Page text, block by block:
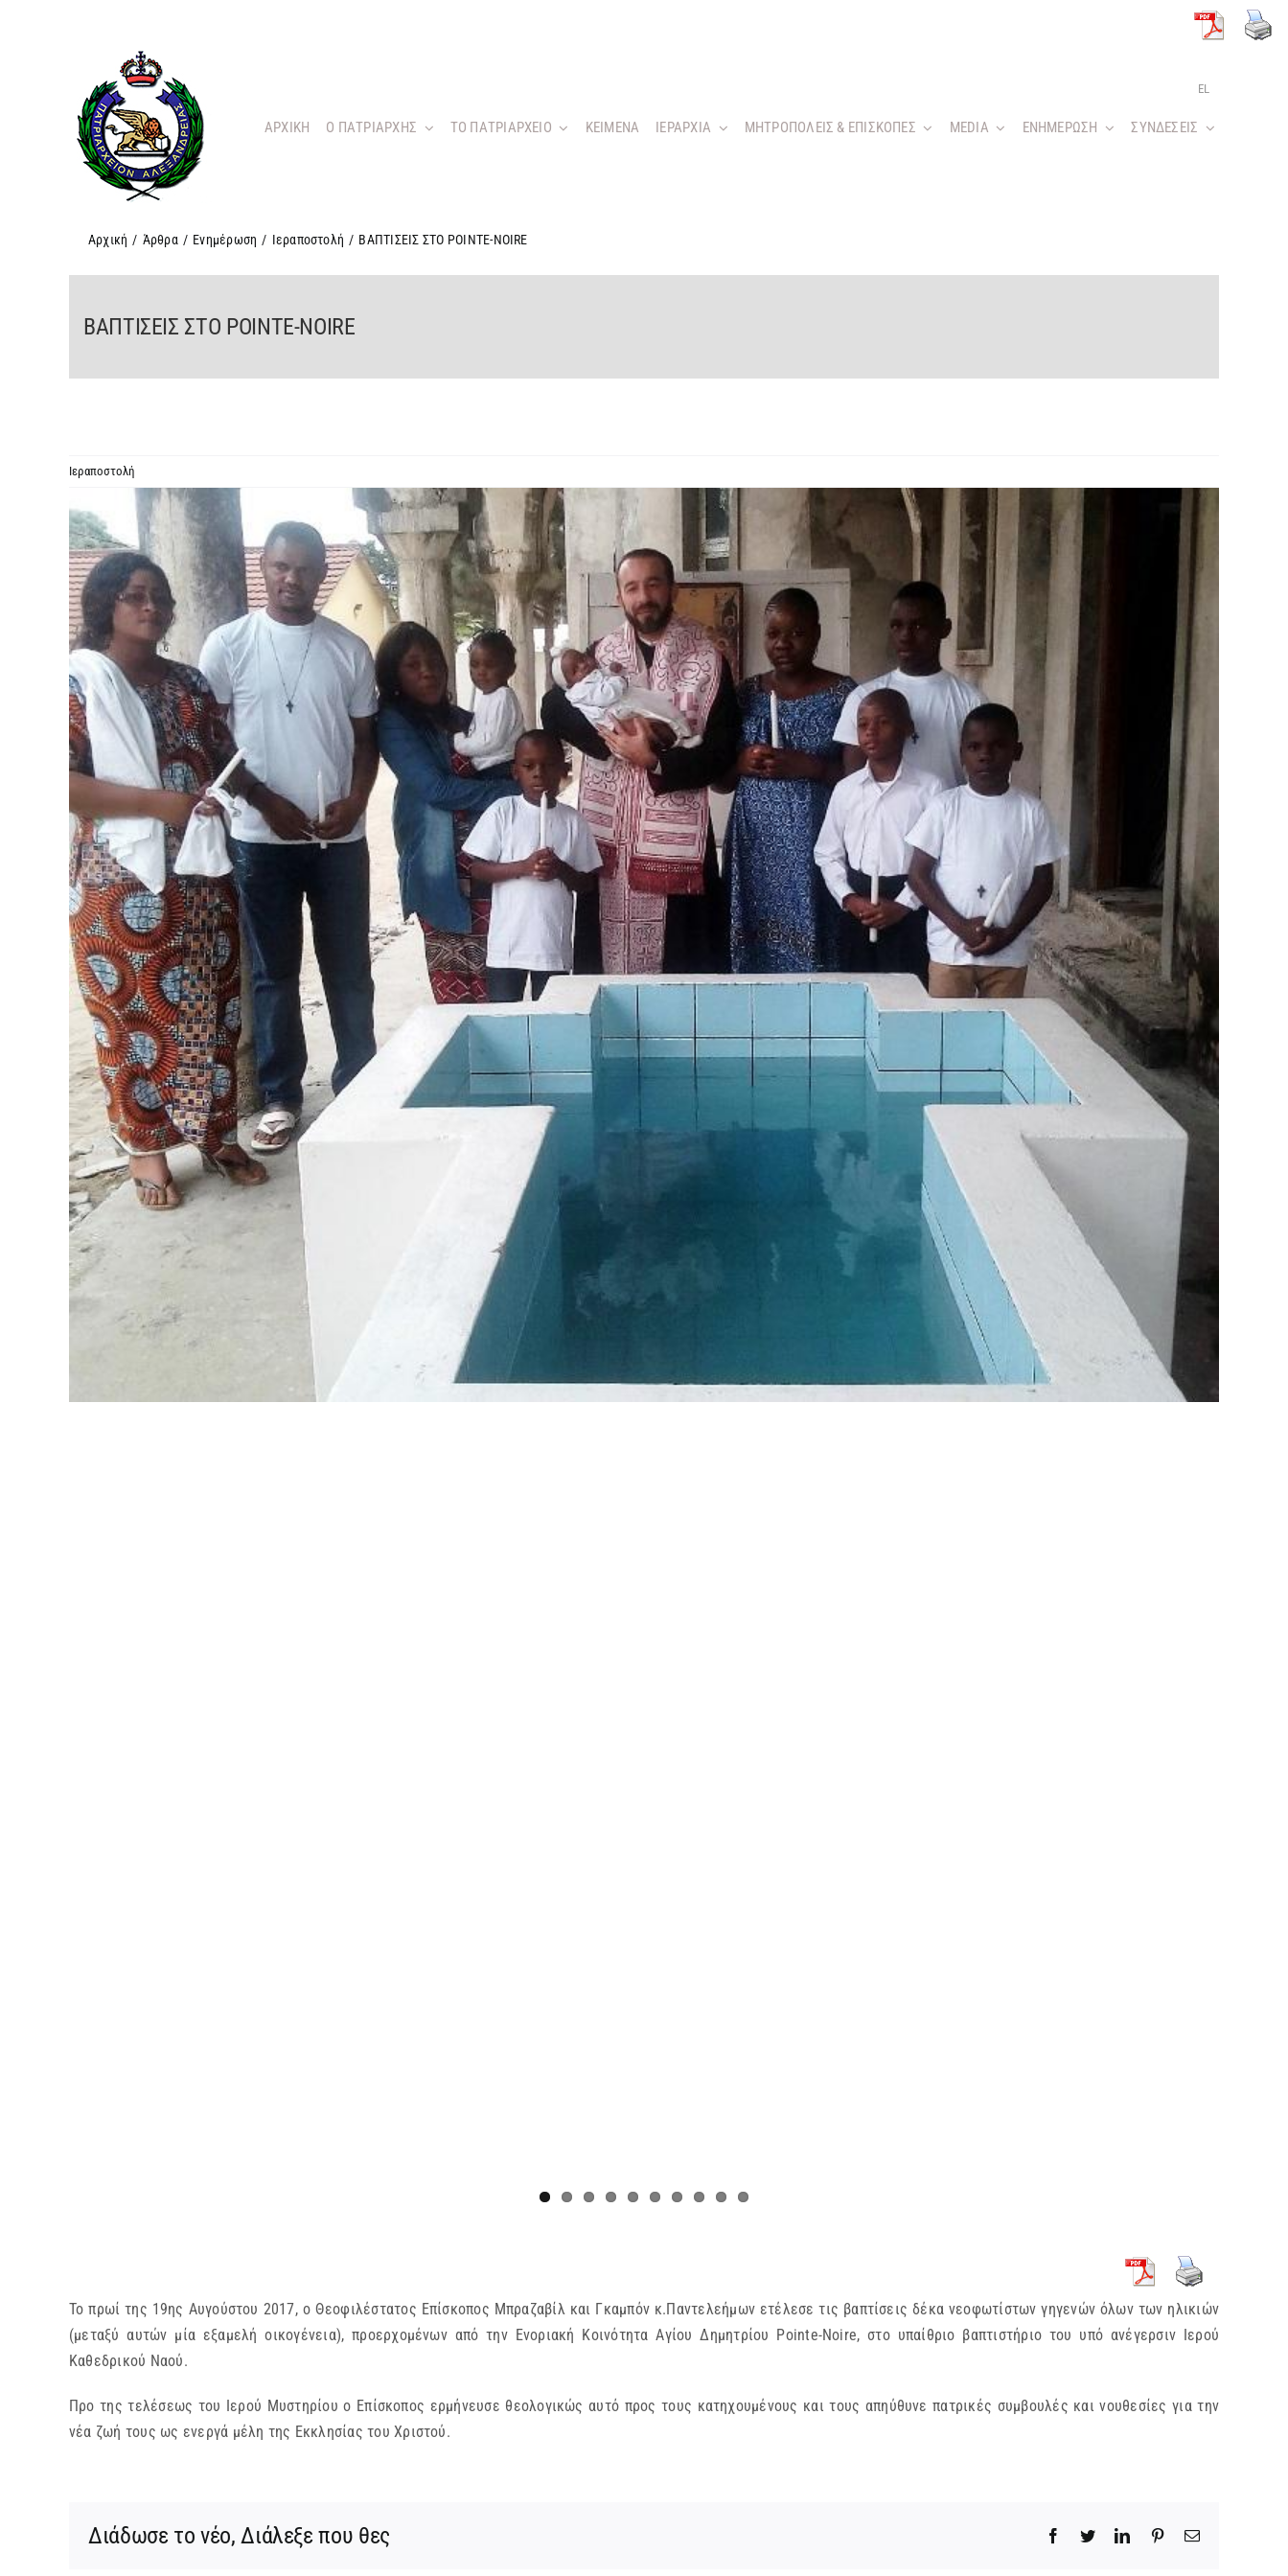
EL
ΑΡΧΙΚΗ O ΠΑΤΡΙΑΡΧΗΣ ΤΟ ΠΑΤΡΙΑΡΧΕΙΟ KEIMENA ΙΕΡΑΡΧΙΑ ΜΗΤΡΟΠΟΛΕΙΣ & ΕΠΙΣΚΟΠΕΣ MEDIA ΕΝΗΜΕΡΩΣΗ ΣΥΝΔΕΣΕΙΣ
Αρχική / Άρθρα / Ενημέρωση / Ιεραποστολή / ΒΑΠΤΙΣΕΙΣ ΣΤΟ POINTE-NOIRE
ΒΑΠΤΙΣΕΙΣ ΣΤΟ POINTE-NOIRE
Ιεραποστολή
μεγαλύτερης
εικόνας
Το πρωί της 19ης Αυγούστου 2017, ο Θεοφιλέστατος Επίσκοπος Μπραζαβίλ και Γκαμπόν κ.Παντελεήμων ετέλεσε τις βαπτίσεις δέκα νεοφωτίστων γηγενών όλων των ηλικιών
(μεταξύ αυτών μία εξαμελή οικογένεια), προερχομένων από την Ενοριακή Κοινότητα Αγίου Δημητρίου Pointe-Νoire, στο υπαίθριο βαπτιστήριο του υπό ανέγερσιν Ιερού
Καθεδρικού Ναού.
Προ της τελέσεως του Ιερού Μυστηρίου ο Επίσκοπος ερμήνευσε θεολογικώς αυτό προς τους κατηχουμένους και τους απηύθυνε πατρικές συμβουλές και νουθεσίες για την
νέα ζωή τους ως ενεργά μέλη της Εκκλησίας του Χριστού.
Διάδωσε το νέο, Διάλεξε που θες Facebook
TwitterLinkedInPinterestEmail